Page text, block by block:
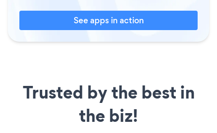
See apps in action
Trusted by the best in
the biz!